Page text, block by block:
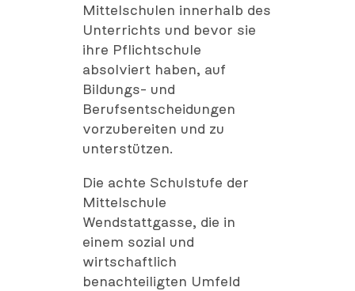
Mittelschulen innerhalb des
Unterrichts und bevor sie
ihre Pflichtschule
absolviert haben, auf
Bildungs- und
Berufsentscheidungen
vorzubereiten und zu
unterstützen.
Die achte Schulstufe der
Mittelschule
Wendstattgasse, die in
einem sozial und
wirtschaftlich
benachteiligten Umfeld